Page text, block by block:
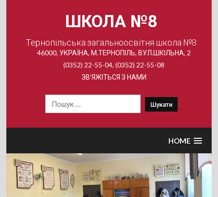
ШКОЛА №8
Тернопільська загальноосвітня школа №8
46000, УКРАЇНА, М.ТЕРНОПІЛЬ, ВУЛ.ШКІЛЬНА, 2
(0352) 22-55-04, (0352) 22-55-08
ЗВ'ЯЖІТЬСЯ З НАМИ
HOME